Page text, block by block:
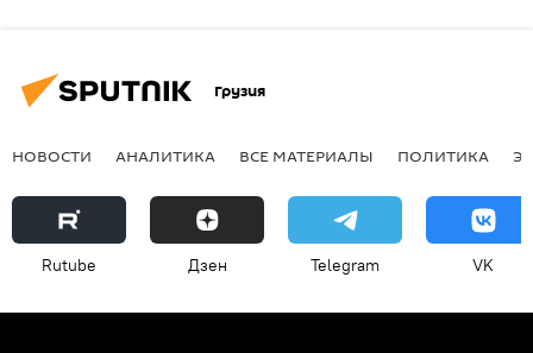
Грузия
НОВОСТИ АНАЛИТИКА ВСЕ МАТЕРИАЛЫ ПОЛИТИКА
Rutube Дзен Telegram VK